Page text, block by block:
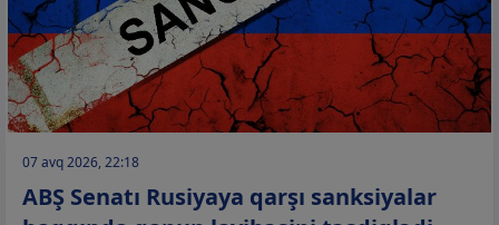
07 avq 2026, 22:18
ABŞ Senatı Rusiyaya qarşı sanksiyalar